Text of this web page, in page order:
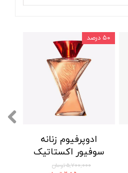
ادوپرفیوم زنانه
سوفیور اکستاتیک
اوریفلیم So Fever۵,۷۰۰,۰۰۰ تومان
۵۰ درصد